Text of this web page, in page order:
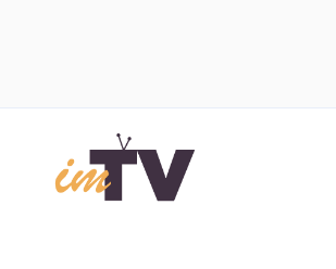
contenuto